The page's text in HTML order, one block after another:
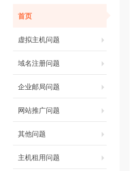
首页
虚拟主机问题
域名注册问题
企业邮局问题
网站推广问题
其他问题
主机租用问题